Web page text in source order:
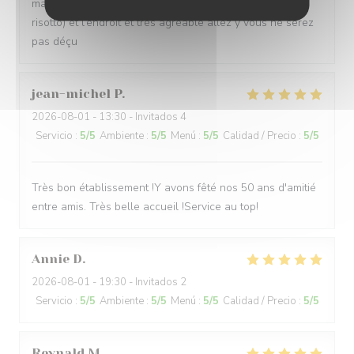
mange très bien (la cassolette de poisson avec son
risotto) et l’endroit et très agréable allez y vous ne serez
pas déçu
jean-michel P
2026-08-01 - 13:30 - Invitados 4
Servicio : 5/5 Ambiente : 5/5 Menú : 5/5 Calidad / Precio : 5/5
Très bon établissement !Y avons fêté nos 50 ans d'amitié
entre amis. Très belle accueil !Service au top!
Annie D
2026-08-01 - 19:30 - Invitados 2
Servicio : 5/5 Ambiente : 5/5 Menú : 5/5 Calidad / Precio : 5/5